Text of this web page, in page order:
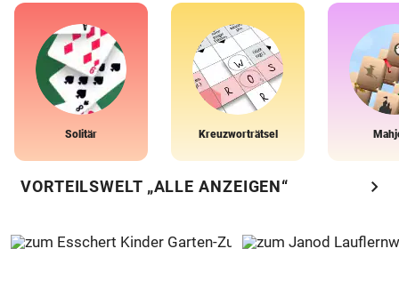
Solitär Kreuzworträtsel
VORTEILSWELT „ALLE ANZEIGEN“ chevron_right